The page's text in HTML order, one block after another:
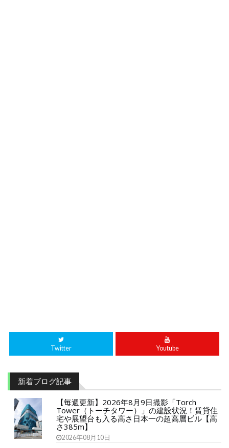
Twitter Youtube
新着ブログ記事
【毎週更新】2026年8月9日撮影「Torch
Tower（トーチタワー）」の建設状況！賃貸住
宅や展望台も入る高さ日本一の超高層ビル【高
さ385m】
2026年08月10日